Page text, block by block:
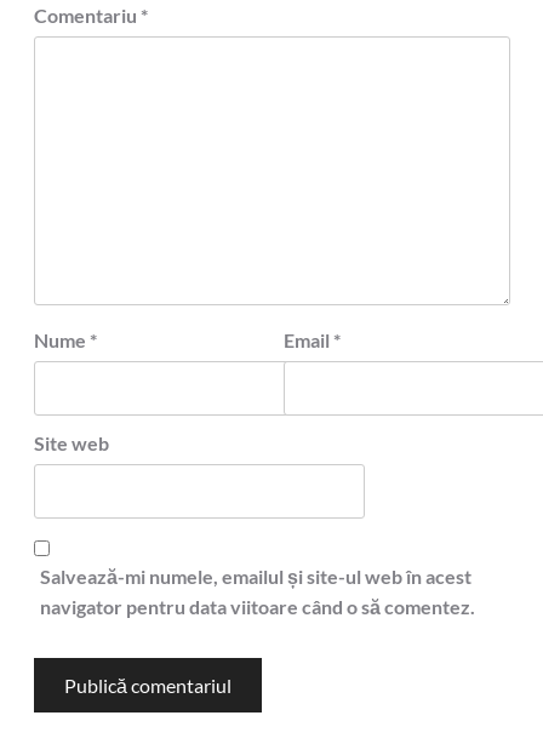
Comentariu *
Nume * Email *
Site web
Salvează-mi numele, emailul și site-ul web în acest
navigator pentru data viitoare când o să comentez.